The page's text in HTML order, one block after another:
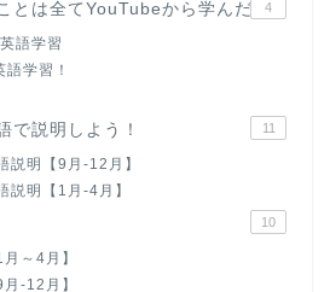
とは全てYouTubeから学んだ 4
語学習
学習！
で説明しよう！ 11
説明【9月-12月】
説明【1月-4月】
10
～4月】
-12月】